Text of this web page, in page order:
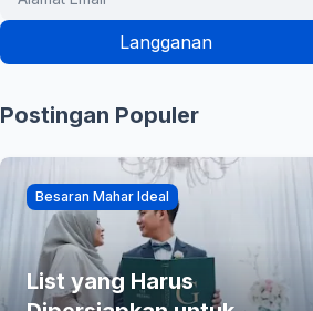
Postingan Populer
Besaran Mahar Ideal
List yang Harus